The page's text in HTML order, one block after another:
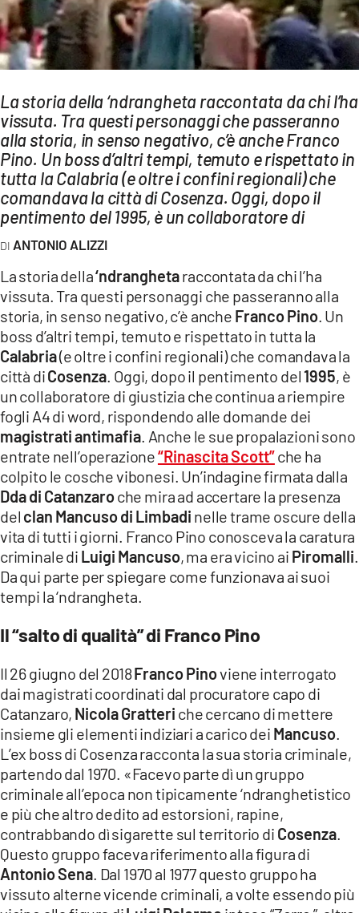
LAC TV
LAC NETWORK
LAC ONAIR
LaC
Network
LACPLAY.IT
LACTV.IT
LACONAIR.IT
LACITYMAG.IT
ILREGGINO.IT
COSENZACHANNEL.IT
ILVIBONESE.IT
CATANZAROCHANNEL.IT
LACAPITALENEWS.IT
App
ANDROID
APPLE
La storia della ‘ndrangheta raccontata da chi l’ha
vissuta. Tra questi personaggi che passeranno
alla storia, in senso negativo, c’è anche Franco
Pino. Un boss d’altri tempi, temuto e rispettato in
tutta la Calabria (e oltre i confini regionali) che
comandava la città di Cosenza. Oggi, dopo il
pentimento del 1995, è un collaboratore di
ANTONIO ALIZZI
La storia della‘ndranghetaraccontata da chi l’ha
vissuta. Tra questi personaggi che passeranno alla
storia, in senso negativo, c’è anche Franco Pino. Un
boss d’altri tempi, temuto e rispettato in tutta la
Calabria(e oltre i confini regionali) che comandava la
città diCosenza . Oggi, dopo il pentimento del 1995, è
un collaboratore di giustizia che continua a riempire
fogli A4 di word, rispondendo alle domande dei
magistrati antimafia . Anche le sue propalazioni sono
entrate nell’operazione“Rinascita Scott”che ha
colpito le cosche vibonesi. Un’indagine firmata dalla
Dda di Catanzaroche mira ad accertare la presenza
del clan Mancuso di Limbadi nelle trame oscure della
vita di tutti i giorni. Franco Pino conosceva la caratura
criminale di Luigi Mancuso, ma era vicino ai Piromalli
Da qui parte per spiegare come funzionava ai suoi
tempi la ‘ndrangheta.
Il “salto di qualità” di Franco Pino
Il 26 giugno del 2018Franco Pinoviene interrogato
dai magistrati coordinati dal procuratore capo di
Catanzaro, Nicola Gratteri che cercano di mettere
insieme gli elementi indiziari a carico dei Mancuso.
L’ex boss di Cosenza racconta la sua storia criminale,
partendo dal 1970. «Facevo parte dì un gruppo
criminale all’epoca non tipicamente ‘ndranghetistico
e più che altro dedito ad estorsioni, rapine,
contrabbando dì sigarette sul territorio di Cosenza.
Questo gruppo faceva riferimento alla figura di
Antonio Sena. Dal 1970 al 1977 questo gruppo ha
vissuto alterne vicende criminali, a volte essendo più